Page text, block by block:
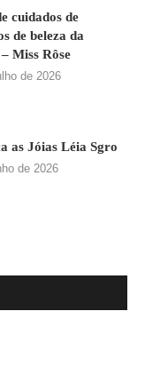
cuidados de
de beleza da
Miss Rôse
de 2026
as Jóias Léia Sgro
de 2026